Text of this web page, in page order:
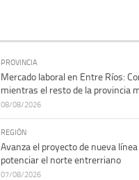
PROVINCIA
Mercado laboral en Entre Ríos:
mientras el resto de la provincia
08/08/2026
REGIÓN
Avanza el proyecto de nueva
potenciar el norte entrerriano
07/08/2026